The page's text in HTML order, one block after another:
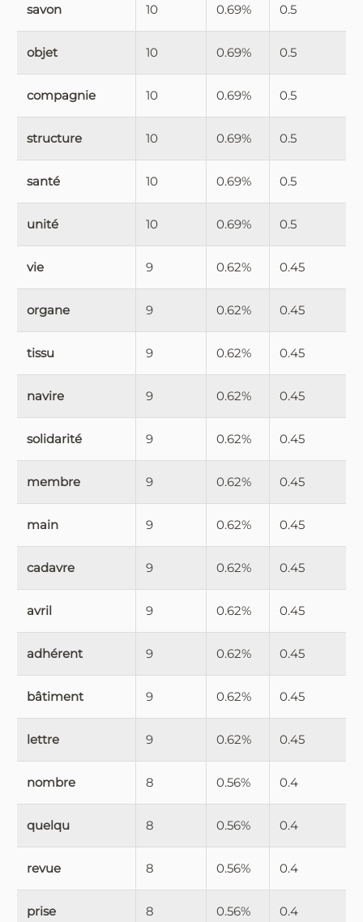
savon 10 0.69% 0.5
objet 10 0.69% 0.5
compagnie 10 0.69% 0.5
structure 10 0.69% 0.5
santé 10 0.69% 0.5
unité 10 0.69% 0.5
vie 9 0.62% 0.45
organe 9 0.62% 0.45
tissu 9 0.62% 0.45
navire 9 0.62% 0.45
solidarité 9 0.62% 0.45
membre 9 0.62% 0.45
main 9 0.62% 0.45
cadavre 9 0.62% 0.45
avril 9 0.62% 0.45
adhérent 9 0.62% 0.45
bâtiment 9 0.62% 0.45
lettre 9 0.62% 0.45
nombre 8 0.56% 0.4
quelqu 8 0.56% 0.4
revue 8 0.56% 0.4
prise 8 0.56% 0.4